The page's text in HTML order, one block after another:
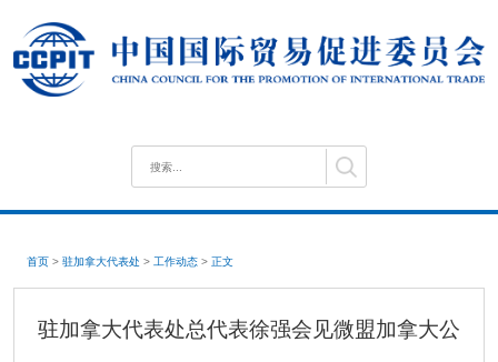
首页 > 驻加拿大代表处 > 工作动态 > 正文
驻加拿大代表处总代表徐强会见微盟加拿大公